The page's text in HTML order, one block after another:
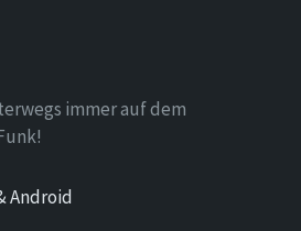
immer auf dem
Android